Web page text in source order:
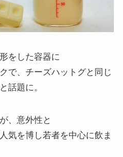
をした容器に
で、チーズハットグと同じ
話題に。
、意外性と
気を博し若者を中心に飲ま